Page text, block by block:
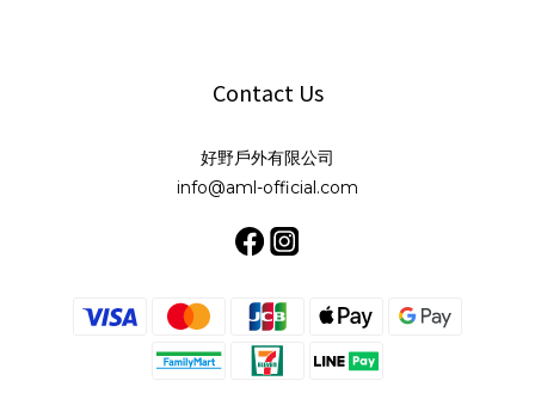
Contact Us
好野戶外有限公司
info@aml-official.com